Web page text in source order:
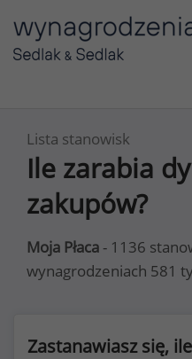
Lista stanowisk
Ile zarabia
zakupów?
Moja Płaca - 1136
wynagrodzeniach 581
Zastanawiasz się,